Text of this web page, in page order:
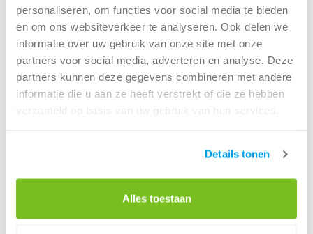
personaliseren, om functies voor social media te bieden
en om ons websiteverkeer te analyseren. Ook delen we
informatie over uw gebruik van onze site met onze
partners voor social media, adverteren en analyse. Deze
partners kunnen deze gegevens combineren met andere
informatie die u aan ze heeft verstrekt of die ze hebben
verzameld op basis van uw gebruik van hun services.
Details tonen
Alles toestaan
Dichtstbijzijnde Renewi vestiging
Renewi - Purmerend
(Bereikbaar tijdens kantooruren)